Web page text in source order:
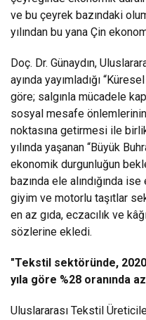
ve bu çeyrek bazındaki
yılından bu yana Çin
Doç. Dr. Günaydın,
ayında yayımladığı
göre; salgınla mücadele
sosyal mesafe
noktasına getirmesi ile
yılında yaşanan “Büyük
ekonomik durgunluğun
bazında ele alındığında
giyim ve motorlu taşıtlar
en az gıda, eczacılık ve
sözlerine ekledi.
"Tekstil sektöründe,
yıla göre %28 oranında
Uluslararası Tekstil